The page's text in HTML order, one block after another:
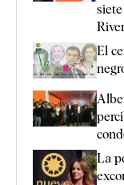
El
La